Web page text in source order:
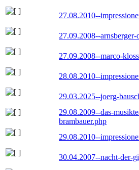
27.08.2010--
27.09.2008--
27.09.2008--marco-
28.08.2010--
29.03.2025--joerg-
29.08.2009--das-
brambauer.php
29.08.2010--
30.04.2007--nacht-der-